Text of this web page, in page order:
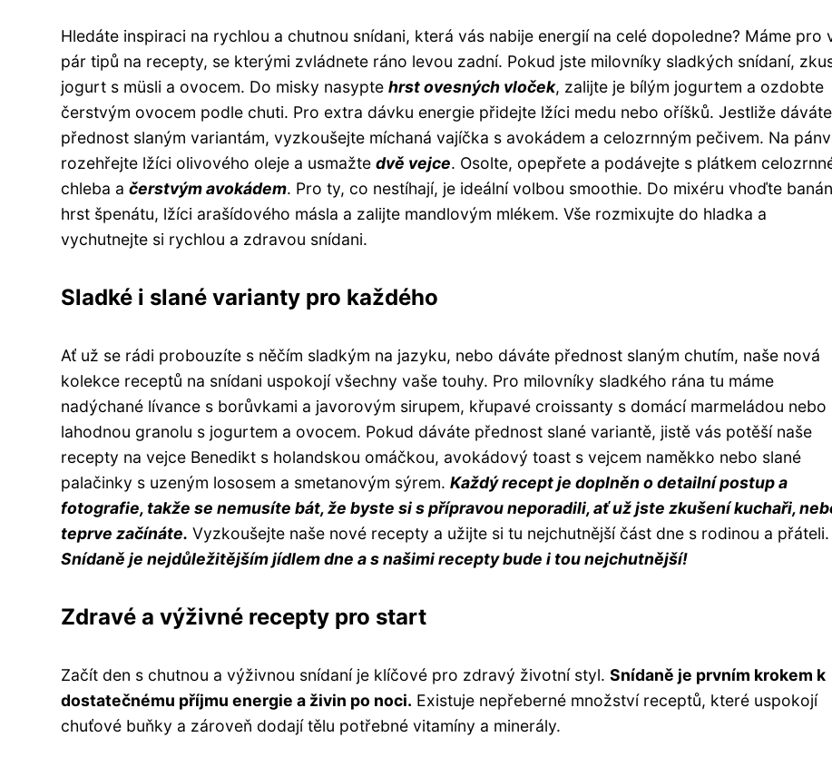
Hledáte inspiraci na rychlou a chutnou snídani, která vás nabije energií na celé dopoledne? Máme pro
pár tipů na recepty, se kterými zvládnete ráno levou zadní. Pokud jste milovníky sladkých snídaní,
jogurt s müsli a ovocem. Do misky nasypte hrst ovesných vloček, zalijte je bílým jogurtem a ozdobte
čerstvým ovocem podle chuti. Pro extra dávku energie přidejte lžíci medu nebo oříšků. Jestliže dáváte
přednost slaným variantám, vyzkoušejte míchaná vajíčka s avokádem a celozrnným pečivem. Na
rozehřejte lžíci olivového oleje a usmažte dvě vejce. Osolte, opepřete a podávejte s plátkem
chleba a čerstvým avokádem. Pro ty, co nestíhají, je ideální volbou smoothie. Do mixéru vhoďte
hrst špenátu, lžíci arašídového másla a zalijte mandlovým mlékem. Vše rozmixujte do hladka a
vychutnejte si rychlou a zdravou snídani.
Sladké i slané varianty pro každého
Ať už se rádi probouzíte s něčím sladkým na jazyku, nebo dáváte přednost slaným chutím, naše nová
kolekce receptů na snídani uspokojí všechny vaše touhy. Pro milovníky sladkého rána tu máme
nadýchané lívance s borůvkami a javorovým sirupem, křupavé croissanty s domácí marmeládou nebo
lahodnou granolu s jogurtem a ovocem. Pokud dáváte přednost slané variantě, jistě vás potěší naše
recepty na vejce Benedikt s holandskou omáčkou, avokádový toast s vejcem naměkko nebo slané
palačinky s uzeným lososem a smetanovým sýrem. Každý recept je doplněn o detailní postup a
fotografie, takže se nemusíte bát, že byste si s přípravou neporadili, ať už jste zkušení kuchaři,
teprve začínáte. Vyzkoušejte naše nové recepty a užijte si tu nejchutnější část dne s rodinou a přáteli.
Snídaně je nejdůležitějším jídlem dne a s našimi recepty bude i tou nejchutnější!
Zdravé a výživné recepty pro start
Začít den s chutnou a výživnou snídaní je klíčové pro zdravý životní styl. Snídaně je prvním krokem k
dostatečnému příjmu energie a živin po noci. Existuje nepřeberné množství receptů, které uspokojí
chuťové buňky a zároveň dodají tělu potřebné vitamíny a minerály.